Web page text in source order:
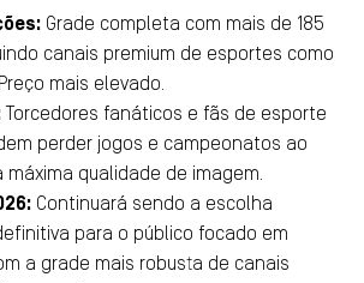
Grade completa com mais de 185
canais premium de esportes como
mais elevado.
Torcedores fanáticos e fãs de esporte
perder jogos e campeonatos ao
máxima qualidade de imagem.
Continuará sendo a escolha
para o público focado em
a grade mais robusta de canais